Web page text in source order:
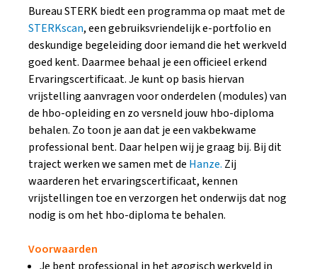
Bureau STERK biedt een programma op maat met de
STERKscan, een gebruiksvriendelijk e-portfolio en
deskundige begeleiding door iemand die het werkveld
goed kent. Daarmee behaal je een officieel erkend
Ervaringscertificaat. Je kunt op basis hiervan
vrijstelling aanvragen voor onderdelen (modules) van
de hbo-opleiding en zo versneld jouw hbo-diploma
behalen. Zo toon je aan dat je een vakbekwame
professional bent. Daar helpen wij je graag bij. Bij dit
traject werken we samen met de Hanze. Zij
waarderen het ervaringscertificaat, kennen
vrijstellingen toe en verzorgen het onderwijs dat nog
nodig is om het hbo-diploma te behalen.
Voorwaarden